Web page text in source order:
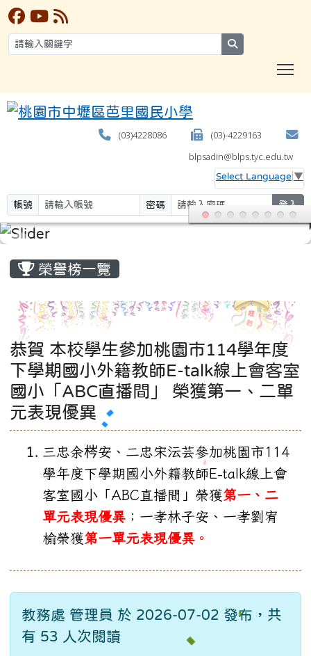
(03)4228086
(03)-4229163
blpsadin@blps.tyc.edu.tw
Select Language ▼
帳號 密碼 登入
榮譽榜一覽
恭賀 本校學生參加桃園市114學年度
下學期國小外籍教師E-talk線上會客室
國小「ABC直播間」 榮獲第一、二單
元表現優異
三忠余梣安、二忠宋沄芸參加桃園市 114
學年度下學期國小外籍教師E-talk線上會
客室國小「 ABC 直播間」榮獲第一、二
單元表現優異 ；一孝林子安、一孝劉宥
榆榮獲第一單元表現優異 。
教務處 管理員 於 2026-07-02 發布，共
有 53 人次閱讀